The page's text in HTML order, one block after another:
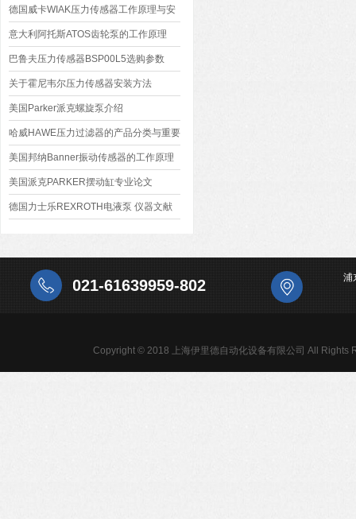
述
德国威卡WIAK压力传感器工作原理与安
装
意大利阿托斯ATOS齿轮泵的工作原理
巴鲁夫压力传感器BSP00L5选购参数
关于霍尼韦尔压力传感器安装方法
美国Parker派克螺旋泵介绍
哈威HAWE压力过滤器的产品分类与重要
性
美国邦纳Banner振动传感器的工作原理
美国派克PARKER摆动缸专业论文
德国力士乐REXROTH电液泵 仪器文献
021-61639959-802 浦
Copyright © 2018 上海伊里德自动化设备有限公司 All Rights